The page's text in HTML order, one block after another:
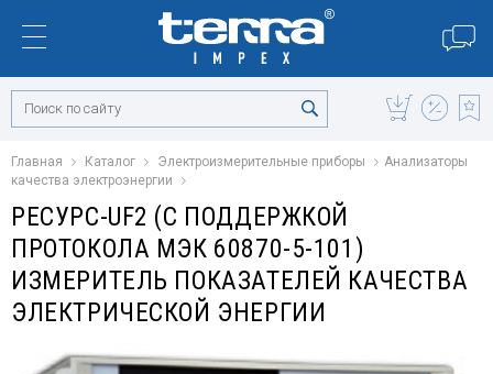
Главная Каталог Электроизмерительные приборы
Анализаторы
качества электроэнергии
РЕСУРС-UF2 (С ПОДДЕРЖКОЙ
ПРОТОКОЛА МЭК 60870-5-101)
ИЗМЕРИТЕЛЬ ПОКАЗАТЕЛЕЙ КАЧЕСТВА
ЭЛЕКТРИЧЕСКОЙ ЭНЕРГИИ